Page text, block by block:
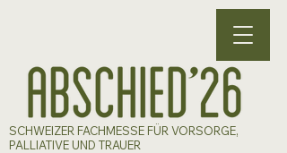
SCHWEIZER FACHMESSE FÜR VORSORGE,
PALLIATIVE UND TRAUER